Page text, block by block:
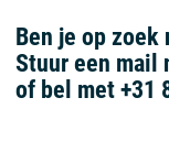
Ben je op zoek
Stuur een mail
of bel met +31